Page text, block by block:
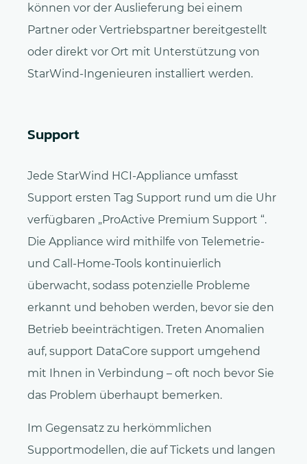
können vor der Auslieferung bei einem
Partner oder Vertriebspartner bereitgestellt
oder direkt vor Ort mit Unterstützung von
StarWind-Ingenieuren installiert werden.
Support
Jede StarWind HCI-Appliance umfasst
Support ersten Tag Support rund um die Uhr
verfügbaren „ProActive Premium Support “.
Die Appliance wird mithilfe von Telemetrie-
und Call-Home-Tools kontinuierlich
überwacht, sodass potenzielle Probleme
erkannt und behoben werden, bevor sie den
Betrieb beeinträchtigen. Treten Anomalien
auf, support DataCore support umgehend
mit Ihnen in Verbindung – oft noch bevor Sie
das Problem überhaupt bemerken.
Im Gegensatz zu herkömmlichen
Supportmodellen, die auf Tickets und langen